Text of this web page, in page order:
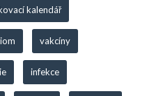
kalendář
vakcíny
infekce